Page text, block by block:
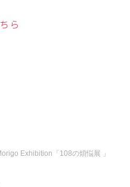
ら
Exhibition「108の煩悩展 」